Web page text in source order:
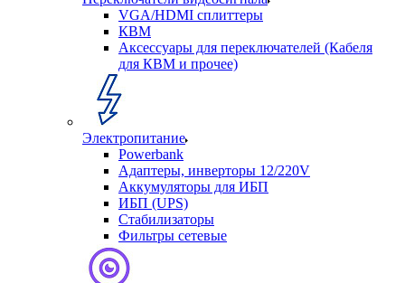
VGA/HDMI сплиттеры
КВМ
Аксессуары для переключателей (Кабеля
для КВМ и прочее)
Электропитание
Powerbank
Адаптеры, инверторы 12/220V
Аккумуляторы для ИБП
ИБП (UPS)
Стабилизаторы
Фильтры сетевые